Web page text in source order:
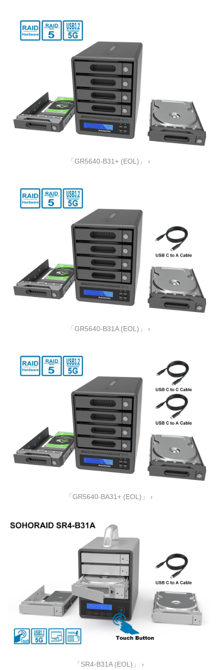
「GR5640-B31+ (EOL)」 ›
「GR5640-B31A (EOL)」 ›
「GR5640-BA31+ (EOL)」 ›
「SR4-B31A (EOL)」 ›